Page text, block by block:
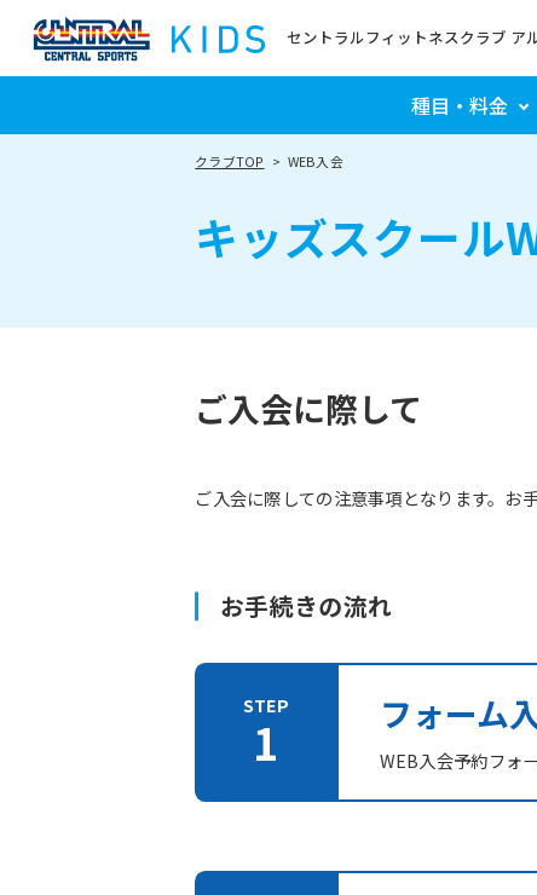
セントラルフィットネスクラブ ア
種目・料金
クラブTOP WEB入会
キッズスクール
ご入会に際して
ご入会に際しての注意事項となります。お
お手続きの流れ
フォーム
WEB入会予約フォ